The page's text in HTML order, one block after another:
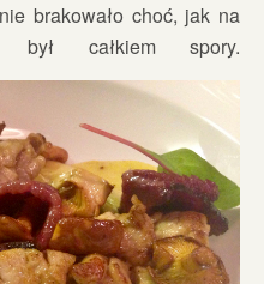
brakowało choć, jak na
był całkiem spory.